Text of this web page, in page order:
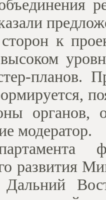
к
органов,
модератор.
развития
Дальний